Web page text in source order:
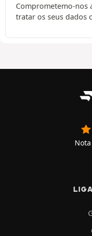
Comprometemo-nos
tratar os seus dados
Nota